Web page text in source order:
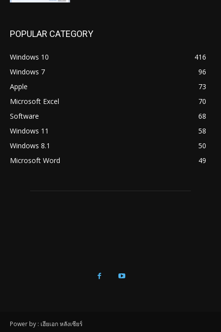
POPULAR CATEGORY
Windows 10
416
Windows 7
96
Apple
73
Microsoft Excel
70
Software
68
Windows 11
58
Windows 8.1
50
Microsoft Word
49
Power by : เฮียเอก หลังเซียร์